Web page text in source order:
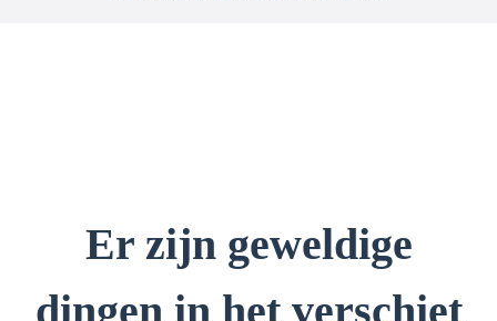
Er zijn geweldige
dingen in het verschiet